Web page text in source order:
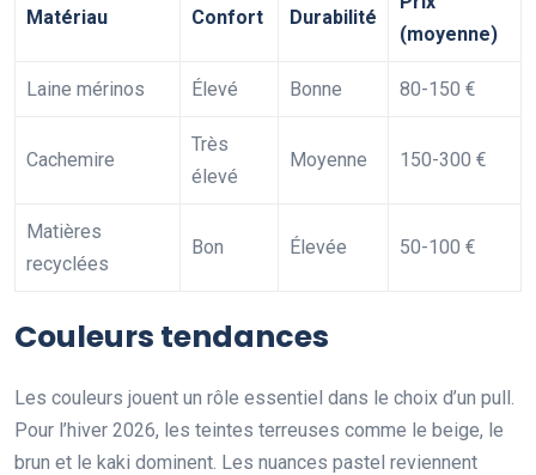
Matériau Confort Durabilité
(moyenne)
Laine mérinos Élevé Bonne 80-150 €
Cachemire
Très
élevé
Moyenne 150-300 €
Matières
recyclées
Bon Élevée 50-100 €
Couleurs tendances
Les couleurs jouent un rôle essentiel dans le choix d’un pull.
Pour l’hiver 2026, les teintes terreuses comme le beige, le
brun et le kaki dominent. Les nuances pastel reviennent